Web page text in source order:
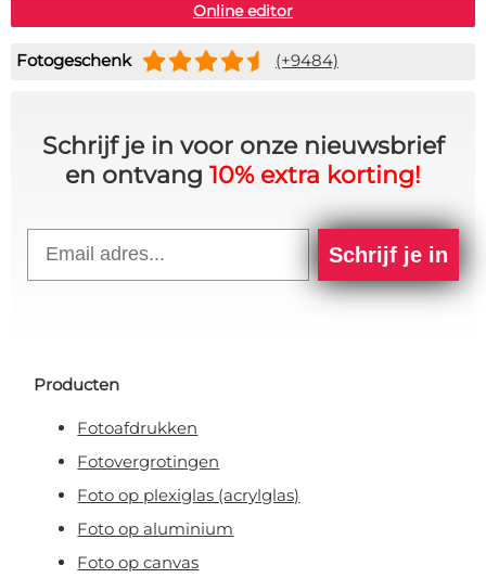
Online editor
Fotogeschenk (+9484)
Schrijf je in voor onze nieuwsbrief
en ontvang 10% extra korting!
Schrijf je in
Producten
Fotoafdrukken
Fotovergrotingen
Foto op plexiglas (acrylglas)
Foto op aluminium
Foto op canvas